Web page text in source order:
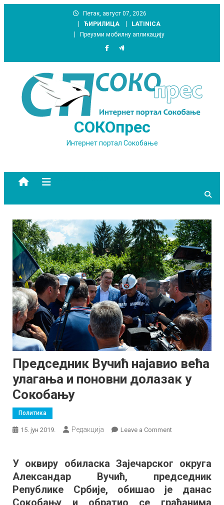
Петак, август 07, 2026
ЋИРИЛИЦА
LATINICA
Преузми мобилну апликацију
СОКОпрес
Интернет портал Сокобање
Председник Вучић најавио већа
улагања и поновни долазак у
Сокобању
Политика
15. јун 2019. Редакција Leave a Commenton
најавио
већа
улагања
У оквиру обиласка Зајечарског округа
Александар Вучић, председник
Републике Србије, обишао је данас
Сокобању и обратио се грађанима